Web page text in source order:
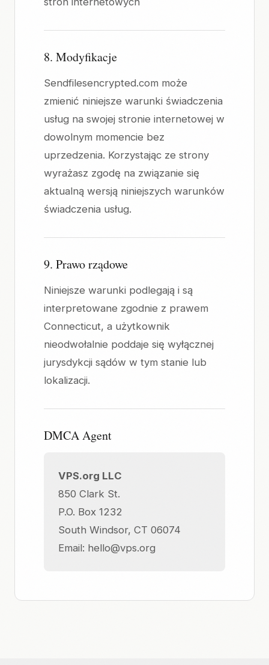
8. Modyfikacje
Sendfilesencrypted.com może
zmienić niniejsze warunki świadczenia
usług na swojej stronie internetowej w
dowolnym momencie bez
uprzedzenia. Korzystając ze strony
wyrażasz zgodę na związanie się
aktualną wersją niniejszych warunków
świadczenia usług.
9. Prawo rządowe
Niniejsze warunki podlegają i są
interpretowane zgodnie z prawem
Connecticut, a użytkownik
nieodwołalnie poddaje się wyłącznej
jurysdykcji sądów w tym stanie lub
lokalizacji.
DMCA Agent
VPS.org LLC
850 Clark St.
P.O. Box 1232
South Windsor, CT 06074
Email: hello@vps.org